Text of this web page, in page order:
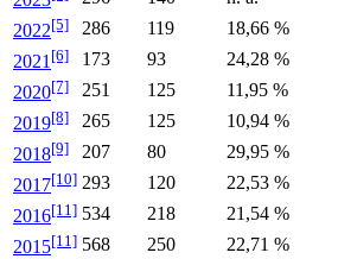
2022[5] 286 119
18,66 %
2021[6] 173 93
24,28 %
2020[7] 251 125
11,95 %
2019[8] 265 125
10,94 %
2018[9] 207 80
29,95 %
2017[10] 293 120
22,53 %
2016[11] 534 218
21,54 %
2015[11] 568 250
22,71 %